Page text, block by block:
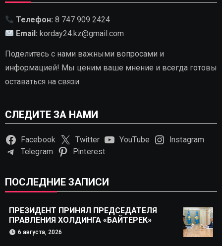
Телефон: 8 747 909 2424
Email: korday24.kz@gmail.com
Поделитесь с нами важными вопросами и
информацией! Мы ценим ваше мнение и всегда готовы
оставаться на связи.
СЛЕДИТЕ ЗА НАМИ
Facebook Twitter YouTube
Instagram
Telegram
Pinterest
ПОСЛЕДНИЕ ЗАПИСИ
ПРЕЗИДЕНТ ПРИНЯЛ ПРЕДСЕДАТЕЛЯ
ПРАВЛЕНИЯ ХОЛДИНГА «БАЙТЕРЕК»
6 августа, 2026